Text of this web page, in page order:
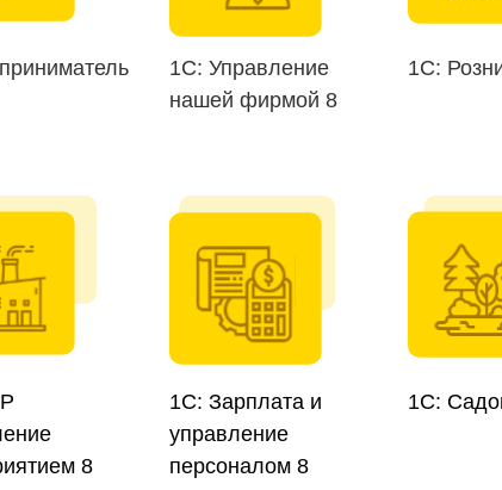
1С: Управление
нашей фирмой 8
1С:
8
1С: Зарплата и
управление
персоналом 8
1С: